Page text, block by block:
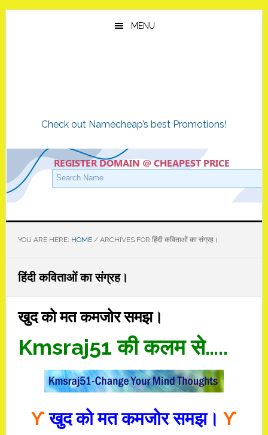
Skip
Skip
Skip
MENU
Check out Namecheap’s best Promotions!
YOU ARE HERE: HOME /ARCHIVES FOR हिंदी कविताओं का संग्रह।
हिंदी कविताओं का संग्रह।
खुद को मत कमजोर समझ।
Kmsraj51 की कलम से…..
ϒखुद को मत कमजोर समझ। ϒ